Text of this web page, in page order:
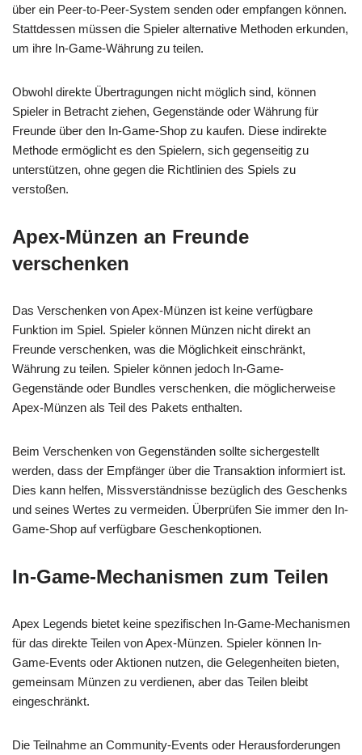
über ein Peer-to-Peer-System senden oder empfangen können.
Stattdessen müssen die Spieler alternative Methoden erkunden,
um ihre In-Game-Währung zu teilen.
Obwohl direkte Übertragungen nicht möglich sind, können
Spieler in Betracht ziehen, Gegenstände oder Währung für
Freunde über den In-Game-Shop zu kaufen. Diese indirekte
Methode ermöglicht es den Spielern, sich gegenseitig zu
unterstützen, ohne gegen die Richtlinien des Spiels zu
verstoßen.
Apex-Münzen an Freunde
verschenken
Das Verschenken von Apex-Münzen ist keine verfügbare
Funktion im Spiel. Spieler können Münzen nicht direkt an
Freunde verschenken, was die Möglichkeit einschränkt,
Währung zu teilen. Spieler können jedoch In-Game-
Gegenstände oder Bundles verschenken, die möglicherweise
Apex-Münzen als Teil des Pakets enthalten.
Beim Verschenken von Gegenständen sollte sichergestellt
werden, dass der Empfänger über die Transaktion informiert ist.
Dies kann helfen, Missverständnisse bezüglich des Geschenks
und seines Wertes zu vermeiden. Überprüfen Sie immer den In-
Game-Shop auf verfügbare Geschenkoptionen.
In-Game-Mechanismen zum Teilen
Apex Legends bietet keine spezifischen In-Game-Mechanismen
für das direkte Teilen von Apex-Münzen. Spieler können In-
Game-Events oder Aktionen nutzen, die Gelegenheiten bieten,
gemeinsam Münzen zu verdienen, aber das Teilen bleibt
eingeschränkt.
Die Teilnahme an Community-Events oder Herausforderungen